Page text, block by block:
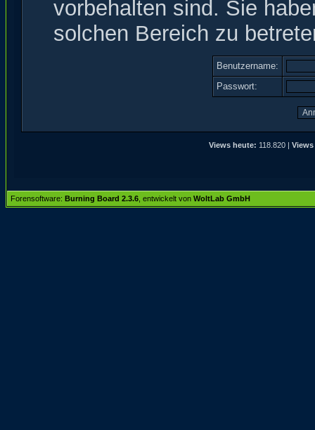
vorbehalten sind. Sie
solchen Bereich zu
Benutzername:
Passwort:
Views heute: 118.820 |
Forensoftware: Burning Board 2.3.6 , entwickelt von WoltLab GmbH